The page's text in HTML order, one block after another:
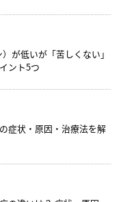
が低いが「苦しくない」
ント5つ
症状・原因・治療法を解